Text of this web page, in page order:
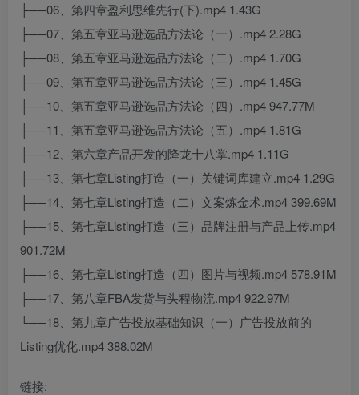
├──06、第四章盈利思维先行(下).mp4 1.43G
├──07、第五章亚马逊选品方法论（一）.mp4 2.28G
├──08、第五章亚马逊选品方法论（二）.mp4 1.70G
├──09、第五章亚马逊选品方法论（三）.mp4 1.45G
├──10、第五章亚马逊选品方法论（四）.mp4 947.77M
├──11、第五章亚马逊选品方法论（五）.mp4 1.81G
├──12、第六章产品开发的降龙十八掌.mp4 1.11G
├──13、第七章Listing打造（一）关键词库建立.mp4 1.29G
├──14、第七章Listing打造（二）文案炼金术.mp4 399.69M
├──15、第七章Listing打造（三）品牌注册与产品上传.mp4
901.72M
├──16、第七章Listing打造（四）图片与视频.mp4 578.91M
├──17、第八章FBA发货与头程物流.mp4 922.97M
└──18、第九章广告投放基础知识（一）广告投放前的
Listing优化.mp4 388.02M
链接: